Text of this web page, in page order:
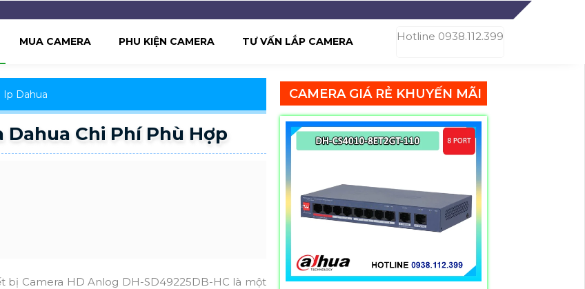
Hotline 0938.112.399
MUA CAMERA PHU KIỆN CAMERA TƯ VẤN LẮP CAMERA
Ip Dahua
Dahua Chi Phí Phù Hợp
bị Camera HD Anlog DH-SD49225DB-HC là một
CAMERA GIÁ RẺ KHUYẾN MÃI